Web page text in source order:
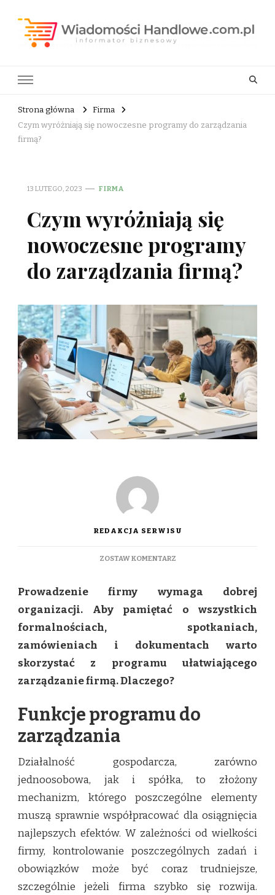
Strona główna
Firma
Czym wyróżniają się nowoczesne programy do zarządzania
firmą?
13 LUTEGO, 2023 FIRMA
Czym wyróżniają się
nowoczesne programy
do zarządzania firmą?
REDAKCJA SERWISU
ZOSTAW KOMENTARZDO
SIĘ
PROGRAMY
ZARZĄDZANIA
FIRMĄ?
Prowadzenie firmy wymaga dobrej
organizacji. Aby pamiętać o wszystkich
formalnościach, spotkaniach,
zamówieniach i dokumentach warto
skorzystać z programu ułatwiającego
zarządzanie firmą. Dlaczego?
Funkcje programu do
zarządzania
Działalność gospodarcza, zarówno
jednoosobowa, jak i spółka, to złożony
mechanizm, którego poszczególne elementy
muszą sprawnie współpracować dla osiągnięcia
najlepszych efektów. W zależności od wielkości
firmy, kontrolowanie poszczególnych zadań i
obowiązków może być coraz trudniejsze,
szczególnie jeżeli firma szybko się rozwija.